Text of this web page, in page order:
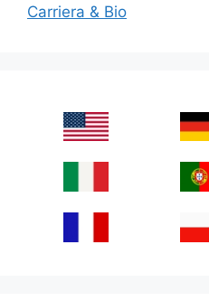
Carriera & Bio